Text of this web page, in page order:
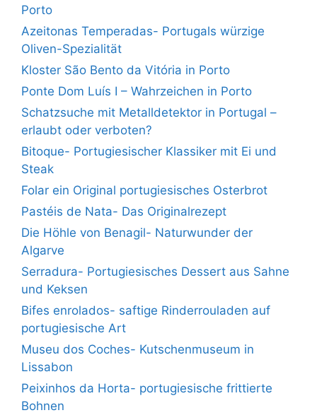
Porto
Azeitonas Temperadas- Portugals würzige
Oliven-Spezialität
Kloster São Bento da Vitória in Porto
Ponte Dom Luís I – Wahrzeichen in Porto
Schatzsuche mit Metalldetektor in Portugal –
erlaubt oder verboten?
Bitoque- Portugiesischer Klassiker mit Ei und
Steak
Folar ein Original portugiesisches Osterbrot
Pastéis de Nata- Das Originalrezept
Die Höhle von Benagil- Naturwunder der
Algarve
Serradura- Portugiesisches Dessert aus Sahne
und Keksen
Bifes enrolados- saftige Rinderrouladen auf
portugiesische Art
Museu dos Coches- Kutschenmuseum in
Lissabon
Peixinhos da Horta- portugiesische frittierte
Bohnen